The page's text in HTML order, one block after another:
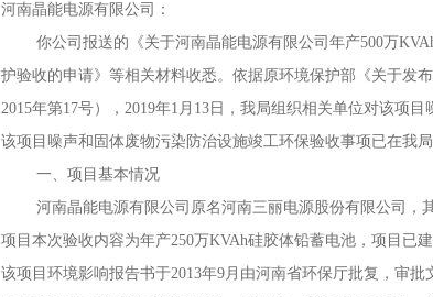
河南晶能电源有限公司：
你公司报送的《关于河南晶能电源有限公司年产500万
护验收的申请》等相关材料收悉。依据原环境保护部《关于发
2015年第17号），2019年1月13日，我局组织相关单位对该项
该项目噪声和固体废物污染防治设施竣工环保验收事项已在我
一、项目基本情况
河南晶能电源有限公司原名河南三丽电源股份有限公司，其
项目本次验收内容为年产250万KVAh硅胶体铅蓄电池，项目已建
该项目环境影响报告书于2013年9月由河南省环保厅批复，审